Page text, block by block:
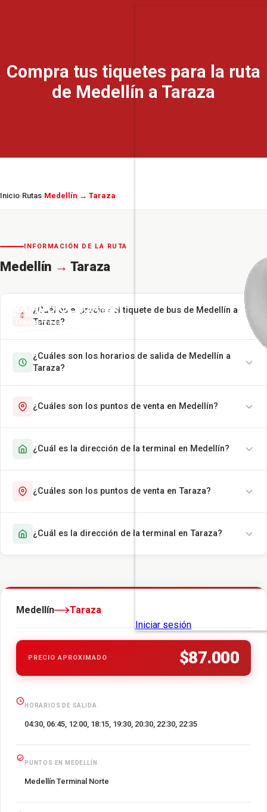
Compra tus tiquetes para la ruta
de Medellín a Taraza
Inicio›Rutas›Medellín → Taraza
INFORMACIÓN DE LA RUTA
Medellín → Taraza
¿Cuál es el precio del tiquete de bus de Medellín a
Taraza?
¿Cuáles son los horarios de salida de Medellín a
Taraza?
¿Cuáles son los puntos de venta en Medellín?
¿Cuál es la dirección de la terminal en Medellín?
¿Cuáles son los puntos de venta en Taraza?
¿Cuál es la dirección de la terminal en Taraza?
Medellín Taraza
PRECIO APROXIMADO $87.000
HORARIOS DE SALIDA
04:30, 06:45, 12:00, 18:15, 19:30, 20:30, 22:30, 22:35
PUNTOS EN MEDELLÍN
Medellín Terminal Norte